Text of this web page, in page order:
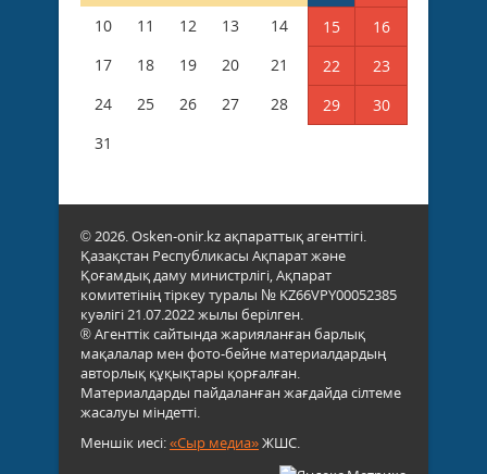
10
11 12 13 14 15
16
17
18 19 20 21 22
23
24
25 26 27 28 29
30
31
© 2026. Osken-onir.kz ақпараттық агенттігі.
Қазақстан Республикасы Ақпарат және
Қоғамдық даму министрлігі, Ақпарат
комитетінің тіркеу туралы № KZ66VPY00052385
куәлігі 21.07.2022 жылы берілген.
® Агенттік сайтында жарияланған барлық
мақалалар мен фото-бейне материалдардың
авторлық құқықтары қорғалған.
Материалдарды пайдаланған жағдайда сілтеме
жасалуы міндетті.
Меншік иесі:«Сыр медиа»ЖШС.